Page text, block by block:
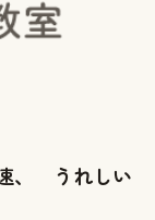
、 うれしい